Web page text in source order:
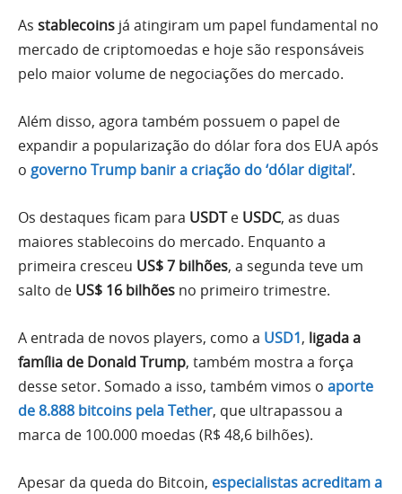
As stablecoins já atingiram um papel fundamental no
mercado de criptomoedas e hoje são responsáveis
pelo maior volume de negociações do mercado.
Além disso, agora também possuem o papel de
expandir a popularização do dólar fora dos EUA após
o governo Trump banir a criação do ‘dólar digital’.
Os destaques ficam para USDTe USDC, as duas
maiores stablecoins do mercado. Enquanto a
primeira cresceu US$ 7 bilhões, a segunda teve um
salto de US$ 16 bilhões no primeiro trimestre.
A entrada de novos players, como a USD1, ligada a
família de Donald Trump, também mostra a força
desse setor. Somado a isso, também vimos o aporte
de 8.888 bitcoins pela Tether, que ultrapassou a
marca de 100.000 moedas (R$ 48,6 bilhões).
Apesar da queda do Bitcoin, especialistas acreditam a